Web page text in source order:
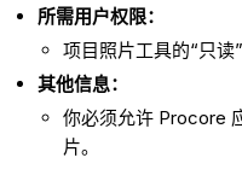
所需用户权限：
项目照片工具的“只读
其他信息：
你必须允许 Procore
片。